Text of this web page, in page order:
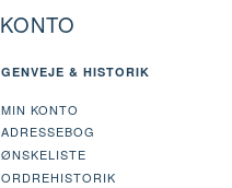
KONTO
GENVEJE & HISTORIK
MIN KONTO
ADRESSEBOG
ØNSKELISTE
ORDREHISTORIK